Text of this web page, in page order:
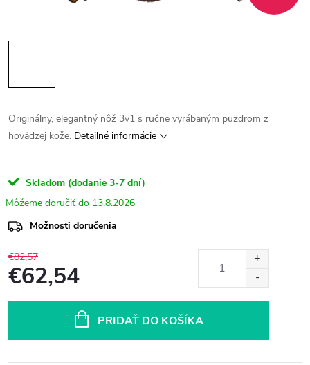
Originálny, elegantný nôž 3v1 s ručne vyrábaným puzdrom z
hovädzej kože. Detailné informácie
Skladom (dodanie 3-7 dní)
13.8.2026
Možnosti doručenia
€82,57
€62,54
PRIDAŤ DO KOŠÍKA